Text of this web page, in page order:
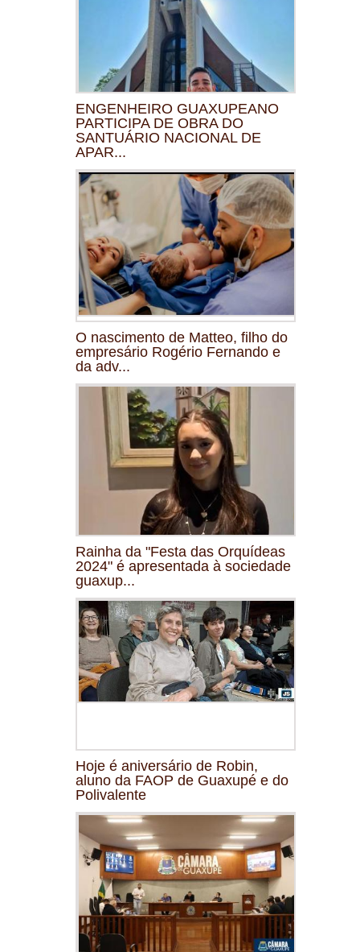
ENGENHEIRO GUAXUPEANO
PARTICIPA DE OBRA DO
SANTUÁRIO NACIONAL DE
APAR...
O nascimento de Matteo, filho do
empresário Rogério Fernando e
da adv...
Rainha da "Festa das Orquídeas
2024" é apresentada à sociedade
guaxup...
Hoje é aniversário de Robin,
aluno da FAOP de Guaxupé e do
Polivalente